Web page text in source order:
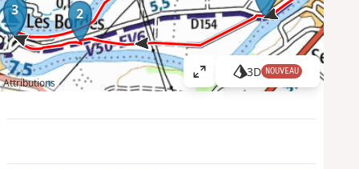
2
3
Attributions
A
ff
e
3D NOUVEAU